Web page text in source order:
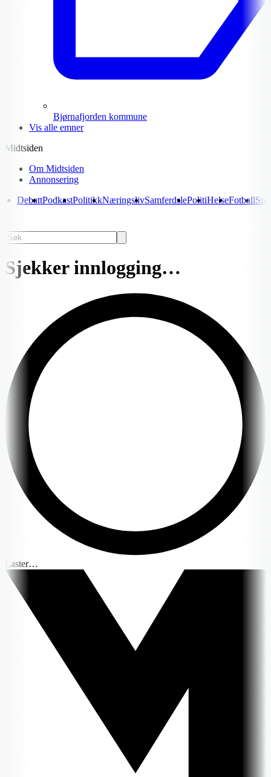
Bjørnafjorden kommune
Vis alle emner
Midtsiden
Om Midtsiden
Annonsering
DebattPodkastPolitikkNæringslivSamferdslePolitiHelseFotball
Sjekker innlogging…
Laster…